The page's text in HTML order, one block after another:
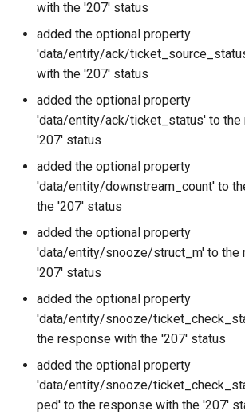
with the '207' status
added the optional property
'data/entity/ack/
with the '207' status
added the optional property
'data/entity/ack/ticket_status' to the
'207' status
added the optional property
'data/entity/downstream_count' to
the '207' status
added the optional property
'data/entity/snooze/struct_m' to the
'207' status
added the optional property
'data/entity/snooze/
the response with the '207' status
added the optional property
'data/entity/snooze/
ped' to the response with the '207'